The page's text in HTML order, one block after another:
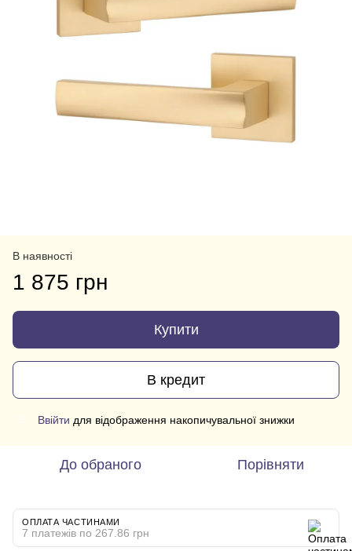
В наявності
1 875 грн
Купити
В кредит
Ввійти для відображення накопичувальної знижки
До обраного Порівняти
ОПЛАТА ЧАСТИНАМИ
7 платежів по 267.86 грн